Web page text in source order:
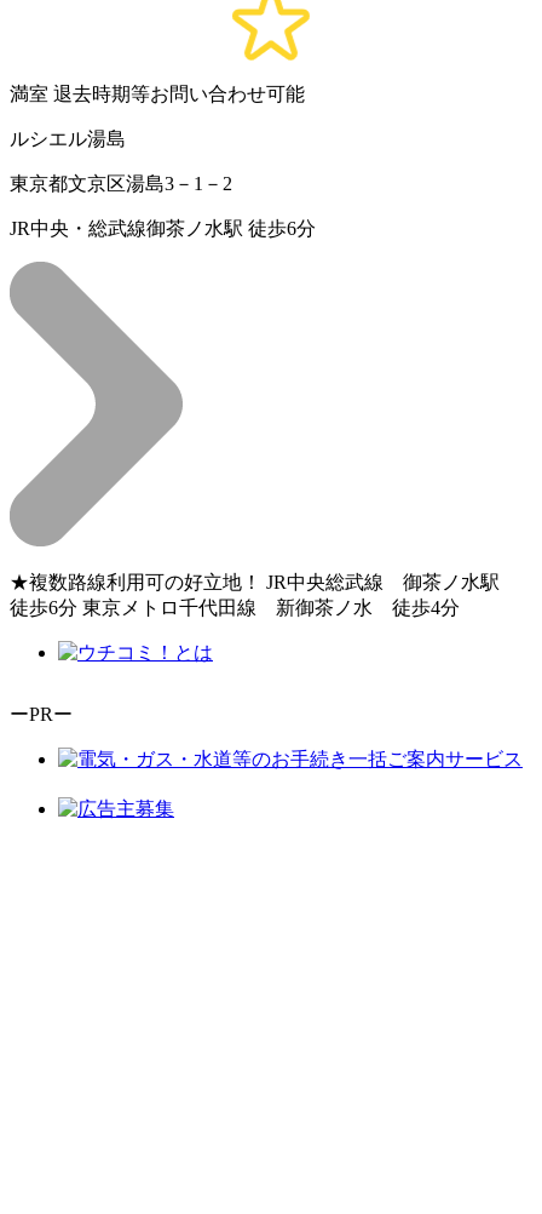
満室 退去時期等お問い合わせ可能
ルシエル湯島
東京都文京区湯島3－1－2
JR中央・総武線御茶ノ水駅 徒歩6分
★複数路線利用可の好立地！ JR中央総武線 御茶ノ水駅
徒歩6分 東京メトロ千代田線 新御茶ノ水 徒歩4分
ーPRー